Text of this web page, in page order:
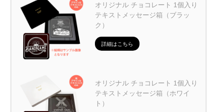
オリジナル チョコレート 1個入り
テキストメッセージ箱（ブラッ
ク）
詳細はこちら
オリジナル チョコレート 1個入り
テキストメッセージ箱（ホワイ
ト）